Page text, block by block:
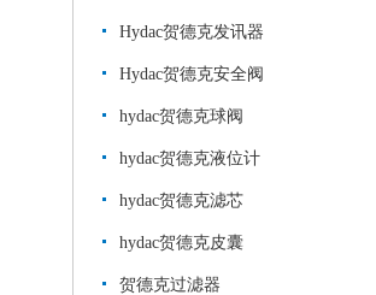
Hydac贺德克发讯器
Hydac贺德克安全阀
hydac贺德克球阀
hydac贺德克液位计
hydac贺德克滤芯
hydac贺德克皮囊
贺德克过滤器